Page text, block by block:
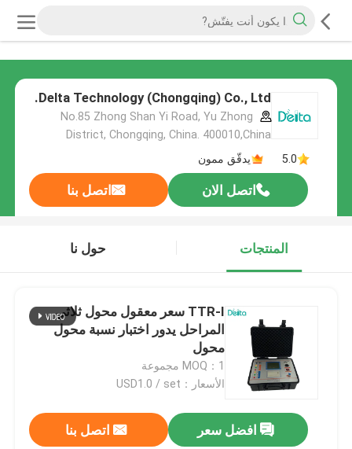
Delta Technology (Chongqing) Co., Ltd.
No.85 Zhong Shan Yi Road, Yu Zhong
District, Chongqing, China. 400010,China
5.0
يدقّق ممون
اتصل الان اتصل بنا
المنتجات حول نا
TTR-I سعر معقول محول ثلاثي
المراحل يدور اختبار نسبة محول
محول
MOQ：1 مجموعة
الأسعار：USD1.0 / set
افضل سعر اتصل بنا